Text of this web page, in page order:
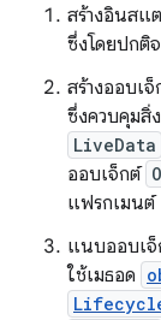
สร้างอินสแ
ซึ่งโดยปกติ
สร้างออบเ
ซึ่งควบคุมสิ่
LiveData
ออบเจ็กต์
แฟรกเมนต์
แนบออบเ
ใช้เมธอด